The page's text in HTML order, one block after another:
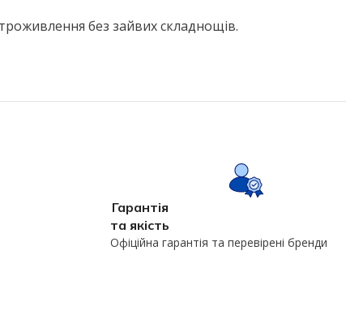
без зайвих складнощів.
Гарантія
та якість
Офіційна гарантія та перевірені бренди